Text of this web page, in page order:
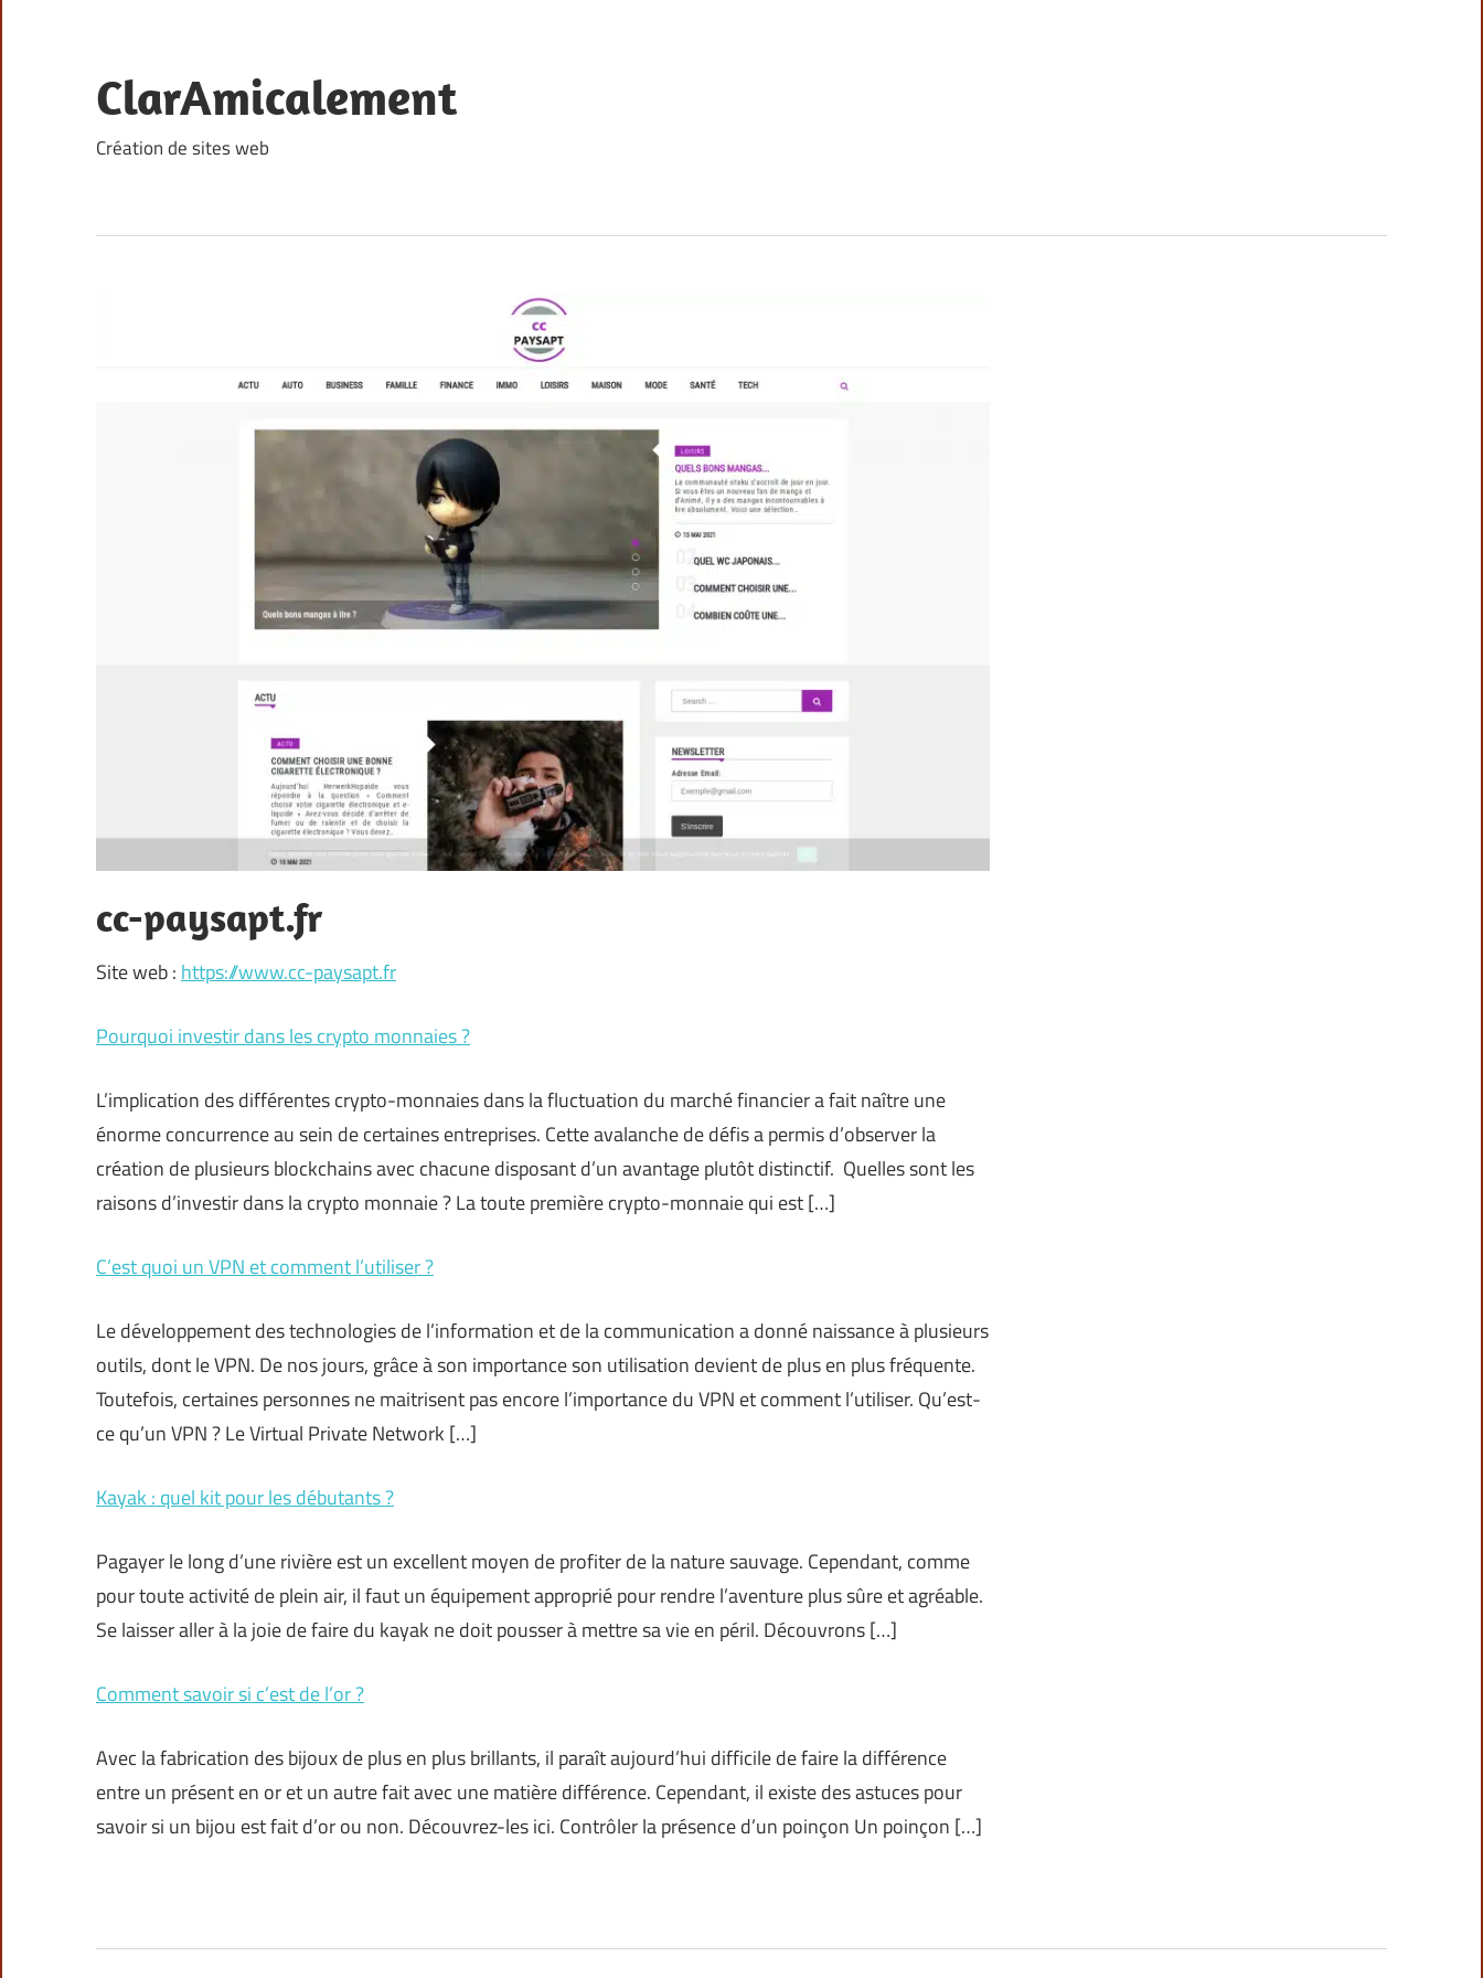
content
ClarAmicalement
Création de sites web
cc-paysapt.fr
Site web : https://www.cc-paysapt.fr
Pourquoi investir dans les crypto monnaies ?
L’implication des différentes crypto-monnaies dans la fluctuation du marché financier a fait naître une
énorme concurrence au sein de certaines entreprises. Cette avalanche de défis a permis d’observer la
création de plusieurs blockchains avec chacune disposant d’un avantage plutôt distinctif. Quelles sont les
raisons d’investir dans la crypto monnaie ? La toute première crypto-monnaie qui est […]
C’est quoi un VPN et comment l’utiliser ?
Le développement des technologies de l’information et de la communication a donné naissance à plusieurs
outils, dont le VPN. De nos jours, grâce à son importance son utilisation devient de plus en plus fréquente.
Toutefois, certaines personnes ne maitrisent pas encore l’importance du VPN et comment l’utiliser. Qu’est-
ce qu’un VPN ? Le Virtual Private Network […]
Kayak : quel kit pour les débutants ?
Pagayer le long d’une rivière est un excellent moyen de profiter de la nature sauvage. Cependant, comme
pour toute activité de plein air, il faut un équipement approprié pour rendre l’aventure plus sûre et agréable.
Se laisser aller à la joie de faire du kayak ne doit pousser à mettre sa vie en péril. Découvrons […]
Comment savoir si c’est de l’or ?
Avec la fabrication des bijoux de plus en plus brillants, il paraît aujourd’hui difficile de faire la différence
entre un présent en or et un autre fait avec une matière différence. Cependant, il existe des astuces pour
savoir si un bijou est fait d’or ou non. Découvrez-les ici. Contrôler la présence d’un poinçon Un poinçon […]